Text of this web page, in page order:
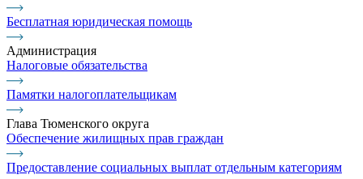
Бесплатная юридическая помощь
Администрация
Налоговые обязательства
Памятки налогоплательщикам
Глава Тюменского округа
Обеспечение жилищных прав граждан
Предоставление социальных выплат отдельным категориям